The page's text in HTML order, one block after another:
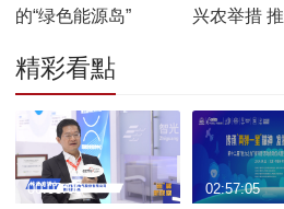
的“绿色能源岛”
兴农举措
精彩看點
00:03:06 02:57:05